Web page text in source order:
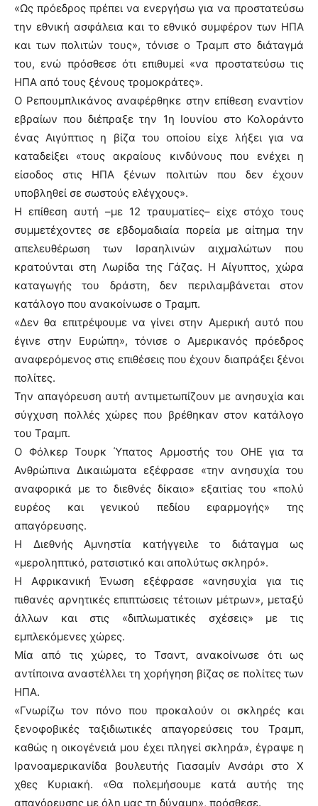
«Ως πρόεδρος πρέπει να ενεργήσω για να προστατεύσω
την εθνική ασφάλεια και το εθνικό συμφέρον των ΗΠΑ
και των πολιτών τους», τόνισε ο Τραμπ στο διάταγμά
του, ενώ πρόσθεσε ότι επιθυμεί «να προστατεύσω τις
ΗΠΑ από τους ξένους τρομοκράτες».
Ο Ρεπουμπλικάνος αναφέρθηκε στην επίθεση εναντίον
εβραίων που διέπραξε την 1η Ιουνίου στο Κολοράντο
ένας Αιγύπτιος η βίζα του οποίου είχε λήξει για να
καταδείξει «τους ακραίους κινδύνους που ενέχει η
είσοδος στις ΗΠΑ ξένων πολιτών που δεν έχουν
υποβληθεί σε σωστούς ελέγχους».
Η επίθεση αυτή –με 12 τραυματίες– είχε στόχο τους
συμμετέχοντες σε εβδομαδιαία πορεία με αίτημα την
απελευθέρωση των Ισραηλινών αιχμαλώτων που
κρατούνται στη Λωρίδα της Γάζας. Η Αίγυπτος, χώρα
καταγωγής του δράστη, δεν περιλαμβάνεται στον
κατάλογο που ανακοίνωσε ο Τραμπ.
«Δεν θα επιτρέψουμε να γίνει στην Αμερική αυτό που
έγινε στην Ευρώπη», τόνισε ο Αμερικανός πρόεδρος
αναφερόμενος στις επιθέσεις που έχουν διαπράξει ξένοι
πολίτες.
Την απαγόρευση αυτή αντιμετωπίζουν με ανησυχία και
σύγχυση πολλές χώρες που βρέθηκαν στον κατάλογο
του Τραμπ.
Ο Φόλκερ Τουρκ Ύπατος Αρμοστής του ΟΗΕ για τα
Ανθρώπινα Δικαιώματα εξέφρασε «την ανησυχία του
αναφορικά με το διεθνές δίκαιο» εξαιτίας του «πολύ
ευρέος και γενικού πεδίου εφαρμογής» της
απαγόρευσης.
Η Διεθνής Αμνηστία κατήγγειλε το διάταγμα ως
«μεροληπτικό, ρατσιστικό και απολύτως σκληρό».
Η Αφρικανική Ένωση εξέφρασε «ανησυχία για τις
πιθανές αρνητικές επιπτώσεις τέτοιων μέτρων», μεταξύ
άλλων και στις «διπλωματικές σχέσεις» με τις
εμπλεκόμενες χώρες.
Μία από τις χώρες, το Τσαντ, ανακοίνωσε ότι ως
αντίποινα αναστέλλει τη χορήγηση βίζας σε πολίτες των
ΗΠΑ.
«Γνωρίζω τον πόνο που προκαλούν οι σκληρές και
ξενοφοβικές ταξιδιωτικές απαγορεύσεις του Τραμπ,
καθώς η οικογένειά μου έχει πληγεί σκληρά», έγραψε η
Ιρανοαμερικανίδα βουλευτής Γιασαμίν Ανσάρι στο X
χθες Κυριακή. «Θα πολεμήσουμε κατά αυτής της
απαγόρευσης με όλη μας τη δύναμη», πρόσθεσε.